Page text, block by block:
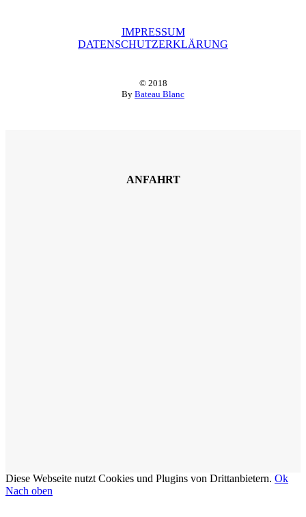
IMPRESSUM
DATENSCHUTZERKLÄRUNG
© 2018
By Bateau Blanc
ANFAHRT
Diese Webseite nutzt Cookies und Plugins von Drittanbietern. Ok
Nach oben